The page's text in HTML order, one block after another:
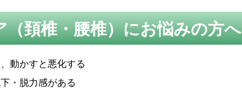
因とメカニズム
する理由
頚椎・腰椎）にお悩みの方へ
動かすと悪化する
・脱力感がある